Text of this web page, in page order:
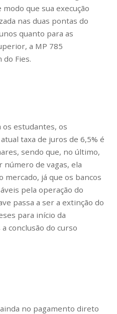
que sua execução
nas duas pontas do
quanto para as
a MP 785
Fies.
estudantes, os
taxa de juros de 6,5% é
sendo que, no último,
de vagas, ela
mercado, já que os bancos
pela operação do
passa a ser a extinção do
para início da
conclusão do curso
no pagamento direto